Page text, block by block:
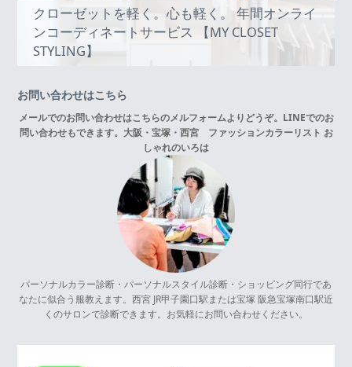
クローゼットを軽く。心も軽く。 年間オンライ
ンコーディネートサービス 【MY CLOSET
STYLING】
お問い合わせはこちら
メールでのお問い合わせはこちらのメルフォームよりどうぞ。LINEでのお
問い合わせもできます。 大阪・宝塚・西宮 ファッションカラーリスト お
しゃれのいろは
パーソナルカラー診断・パーソナルスタイル診断・ショッピング同行であ
なたに似合う服教えます。西宮 JR甲子園口駅または宝塚 阪急宝塚南口駅近
くのサロンで診断できます。お気軽にお問い合わせください。